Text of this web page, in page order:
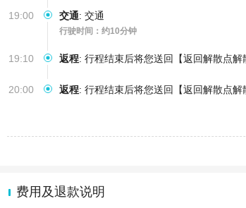
19:00 交通: 交通
行驶时间：约10分钟
19:10 返程: 行程结束后将您送回【返回解散点解
20:00 返程: 行程结束后将您送回【返回解散点解
费用及退款说明